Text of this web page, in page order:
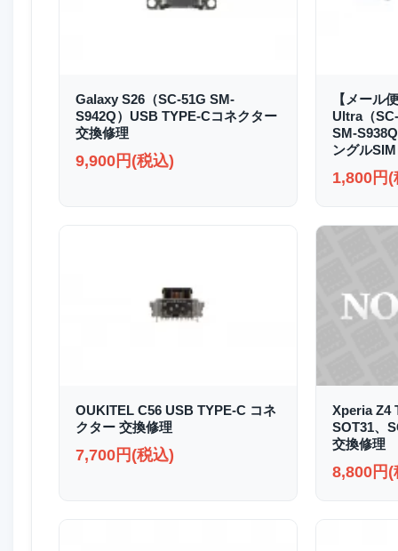
Galaxy S26（SC-51G SM-
S942Q）USB TYPE-Cコネクター
交換修理
9,900円(税込)
【メール
Ultra（
SM-
ングル
1,800円(
OUKITEL C56 USB TYPE-C コネ
クター 交換修理
7,700円(税込)
Xperia Z4
SOT31、
交換修理
8,800円(